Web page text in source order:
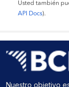
Usted también
API Docs).
Nuestro objetivo